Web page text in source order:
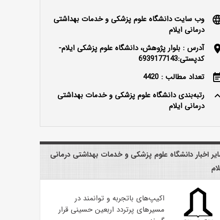
وب سایت دانشگاه علوم پزشکی و خدمات بهداشتی
درمانی ایلام
آدرس : بلوار پژوهش، دانشگاه علوم پزشکی ایلام-
کدپستی:6939177143
تعداد مطالب : 4420
keyboard_arrow_up
رتبه‌بندی دانشگاه علوم پزشکی و خدمات بهداشتی
درمانی ایلام
اخبار دانشگاه علوم پزشکی و خدمات بهداشتی درمانی
اکیپ‌های باتجربه و توانمند در
مسیرهای پرتردد اربعین حسینی قرار